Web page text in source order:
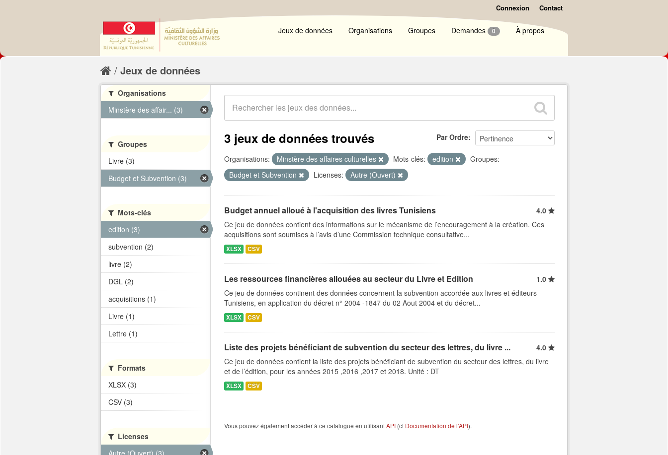
Connexion Contact
Jeux de données Organisations Groupes Demandes 0 À propos
Jeux de données
Par Ordre
3 jeux de données trouvés
Organisations: Minstère des affaires culturelles Mots-clés: edition
Groupes:
Budget et Subvention
Licenses: Autre (Ouvert)
Budget annuel alloué à l'acquisition des livres Tunisiens
4.0
Ce jeu de données contient des informations sur le mécanisme de l’encouragement à la création. Ces
acquisitions sont soumises à l’avis d’une Commission technique consultative...
XLSX CSV
Les ressources financières allouées au secteur du Livre et Edition
1.0
Ce jeu de données continent des données concernent la subvention accordée aux livres et éditeurs
Tunisiens, en application du décret n° 2004 -1847 du 02 Aout 2004 et du décret...
XLSX CSV
Liste des projets bénéficiant de subvention du secteur des lettres, du livre ...
4.0
Ce jeu de données contient la liste des projets bénéficiant de subvention du secteur des lettres, du livre
et de l’édition, pour les années 2015 ,2016 ,2017 et 2018. Unité : DT
XLSX CSV
Vous pouvez également accéder à ce catalogue en utilisantAPI (cf Documentation de l'API).
Organisations
Minstère des affair... (3)
Groupes
Livre (3)
Budget et Subvention (3)
Mots-clés
edition (3)
subvention (2)
livre (2)
DGL (2)
acquisitions (1)
Livre (1)
Lettre (1)
Formats
XLSX (3)
CSV (3)
Licenses
Autre (Ouvert) (3)